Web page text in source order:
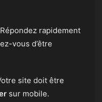
rapidement
vous d’être
site doit être
sur mobile.